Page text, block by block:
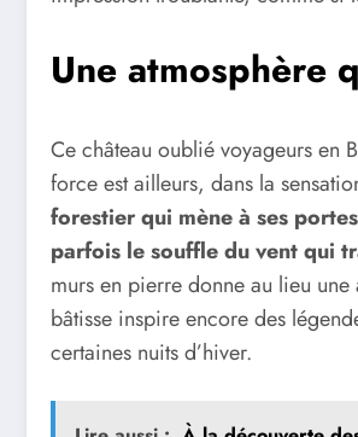
Une atmosphère
Ce château oublié voyageurs en
force est ailleurs, dans la
forestier qui mène à ses
parfois le souffle du vent qui
murs en pierre donne au lieu
bâtisse inspire encore des
certaines nuits d’hiver.